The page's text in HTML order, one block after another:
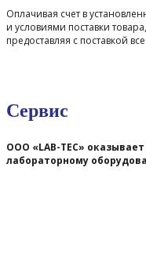
Оплачивая счет в
и условиями поставки
предоставляя с поставкой
Сервис
ООО «LAB-TEC»
лабораторному